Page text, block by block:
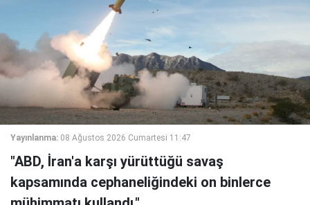
Yayınlanma: 08 Ağustos 2026 Cumartesi 11:47
"ABD, İran'a karşı yürüttüğü savaş
kapsamında cephaneliğindeki on binlerce